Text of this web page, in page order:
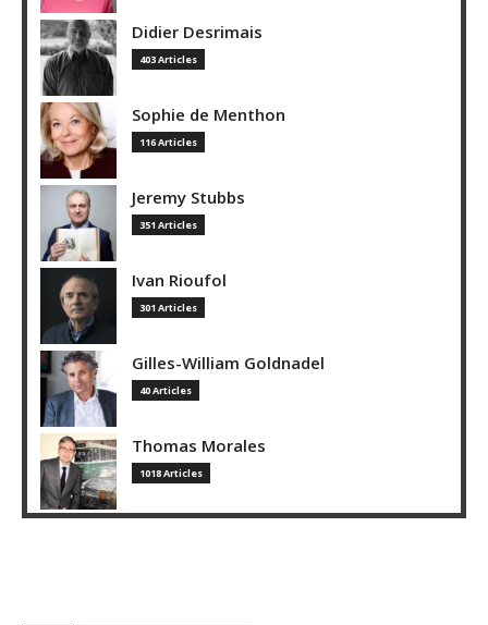
Didier Desrimais
403 Articles
Sophie de Menthon
116 Articles
Jeremy Stubbs
351 Articles
Ivan Rioufol
301 Articles
Gilles-William Goldnadel
40 Articles
Thomas Morales
1018 Articles